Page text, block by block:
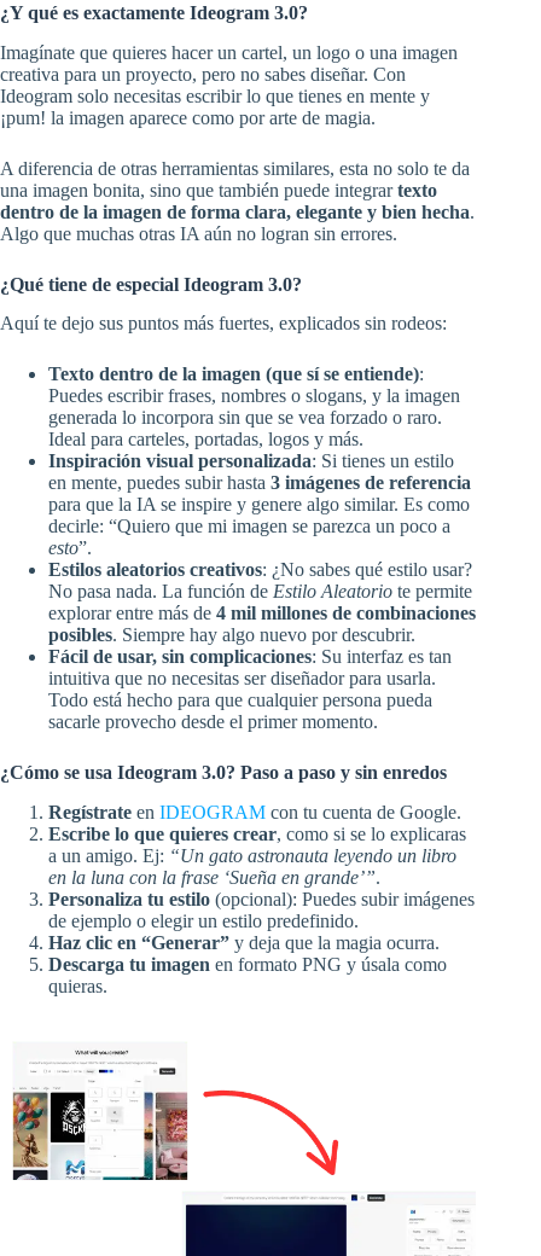
¿Y qué es exactamente Ideogram 3.0?
Imagínate que quieres hacer un cartel, un logo o una imagen
creativa para un proyecto, pero no sabes diseñar. Con
Ideogram solo necesitas escribir lo que tienes en mente y
¡pum! la imagen aparece como por arte de magia.
A diferencia de otras herramientas similares, esta no solo te da
una imagen bonita, sino que también puede integrartexto
dentro de la imagen de forma clara, elegante y bien hecha.
Algo que muchas otras IA aún no logran sin errores.
¿Qué tiene de especial Ideogram 3.0?
Aquí te dejo sus puntos más fuertes, explicados sin rodeos:
Texto dentro de la imagen (que sí se entiende):
Puedes escribir frases, nombres o slogans, y la imagen
generada lo incorpora sin que se vea forzado o raro.
Ideal para carteles, portadas, logos y más.
Inspiración visual personalizada: Si tienes un estilo
en mente, puedes subir hasta 3 imágenes de referencia
para que la IA se inspire y genere algo similar. Es como
decirle: “Quiero que mi imagen se parezca un poco a
esto”.
Estilos aleatorios creativos: ¿No sabes qué estilo usar?
No pasa nada. La función de Estilo Aleatorio te permite
explorar entre más de 4 mil millones de combinaciones
posibles. Siempre hay algo nuevo por descubrir.
Fácil de usar, sin complicaciones: Su interfaz es tan
intuitiva que no necesitas ser diseñador para usarla.
Todo está hecho para que cualquier persona pueda
sacarle provecho desde el primer momento.
¿Cómo se usa Ideogram 3.0? Paso a paso y sin enredos
Regístrate en IDEOGRAM con tu cuenta de Google.
Escribe lo que quieres crear, como si se lo explicaras
a un amigo. Ej: “Un gato astronauta leyendo un libro
en la luna con la frase ‘Sueña en grande’”.
Personaliza tu estilo (opcional): Puedes subir imágenes
de ejemplo o elegir un estilo predefinido.
Haz clic en “Generar” y deja que la magia ocurra.
Descarga tu imagen en formato PNG y úsala como
quieras.